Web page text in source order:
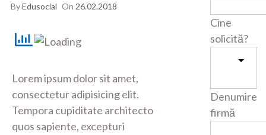
ByEdusocial On 26.02.2018
Lorem ipsum dolor sit amet,
consectetur adipisicing elit.
Tempora cupiditate architecto
quos sapiente, excepturi
Cine
solicită?
Denumire
firmă